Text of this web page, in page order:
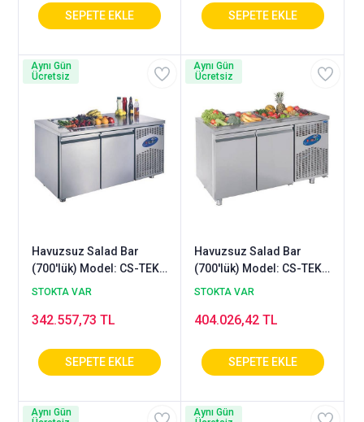
Havuzsuz Salad Bar
(700'lük) Model: CS-TEK4
700 - SH
STOKTA VAR
342.557,73 TL
Aynı Gün
Ücretsiz
Havuzsuz Salad Bar
(700'lük) Model: CS-TEK4
700 - SHS
STOKTA VAR
404.026,42 TL
Aynı Gün
Ücretsiz
Aynı Gün
Aynı Gün